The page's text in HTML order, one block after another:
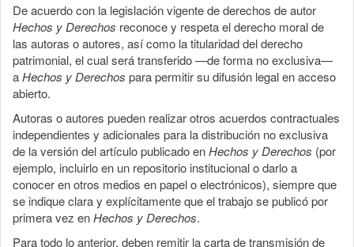
De acuerdo con la legislación vigente de derechos de autor
Hechos y Derechos reconoce y respeta el derecho moral de
las autoras o autores, así como la titularidad del derecho
patrimonial, el cual será transferido —de forma no exclusiva—
aHechos y Derechos para permitir su difusión legal en acceso
abierto.
Autoras o autores pueden realizar otros acuerdos contractuales
independientes y adicionales para la distribución no exclusiva
de la versión del artículo publicado enHechos y Derechos (por
ejemplo, incluirlo en un repositorio institucional o darlo a
conocer en otros medios en papel o electrónicos), siempre que
se indique clara y explícitamente que el trabajo se publicó por
primera vez enHechos y Derechos.
Para todo lo anterior, deben remitir la carta de transmisión de